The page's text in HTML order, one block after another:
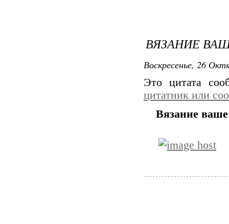
ВЯЗАНИЕ
Воскресенье, 26
Это цитата
цитатник или
Вязание